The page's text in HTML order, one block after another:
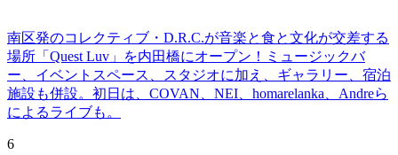
南区発のコレクティブ・D.R.C.が⾳楽と⾷と⽂化が交差する
場所「Quest Luv」を内田橋にオープン！ミュージックバ
ー、イベントスペース、スタジオに加え、ギャラリー、宿泊
施設も併設。初日は、COVAN、NEI、homarelanka、Andreら
によるライブも。
6